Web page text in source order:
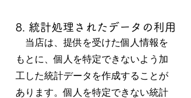
8. 統計処理されたデータの利用
当店は、提供を受けた個人情報を
もとに、個人を特定できないよう加
工した統計データを作成することが
あります。個人を特定できない統計